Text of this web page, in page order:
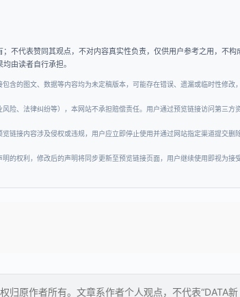
不代表赞同其观点，不对内容真实性负责，仅供用户参考之用，不构
由读者自行承担。
含的图文、数据等内容均为未定稿版本，可能存在错误、遗漏或临时性修改，
险、法律纠纷等），本网站不承担赔偿责任。用户通过预览链接访问第三方
链接内容涉及侵权或违规，用户应立即停止使用并通过网站指定渠道提交删
的权利，修改后的声明将同步更新至预览链接页面，用户继续使用即视为接
归原作者所有。文章系作者个人观点，不代表“DATA新